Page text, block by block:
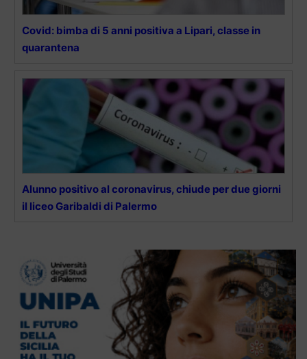
Covid: bimba di 5 anni positiva a Lipari, classe in
quarantena
Alunno positivo al coronavirus, chiude per due giorni
il liceo Garibaldi di Palermo